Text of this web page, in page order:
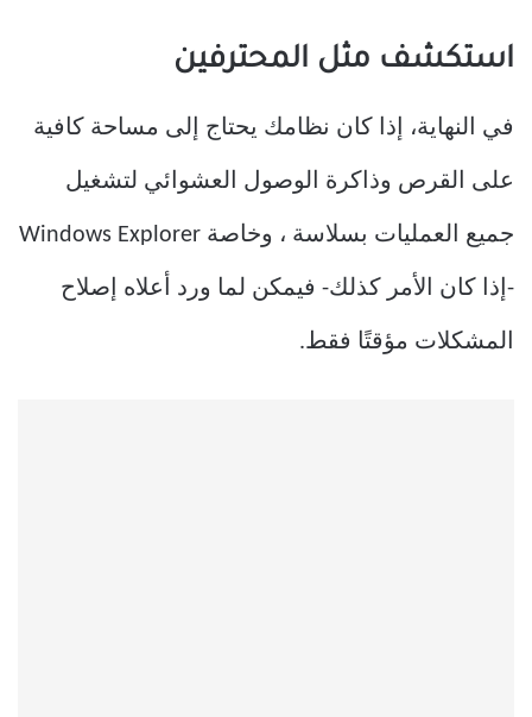
استكشف مثل المحترفين
في النهاية، إذا كان نظامك يحتاج إلى مساحة كافية
على القرص وذاكرة الوصول العشوائي لتشغيل
جميع العمليات بسلاسة ، وخاصة Windows Explorer
-إذا كان الأمر كذلك- فيمكن لما ورد أعلاه إصلاح
المشكلات مؤقتًا فقط.